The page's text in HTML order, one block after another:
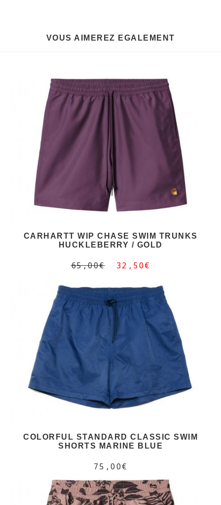
VOUS AIMEREZ EGALEMENT
CARHARTT WIP CHASE SWIM TRUNKS
HUCKLEBERRY / GOLD
65,00€ 32,50€
COLORFUL STANDARD CLASSIC SWIM
SHORTS MARINE BLUE
75,00€